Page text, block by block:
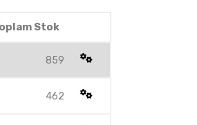
Stok
859
462